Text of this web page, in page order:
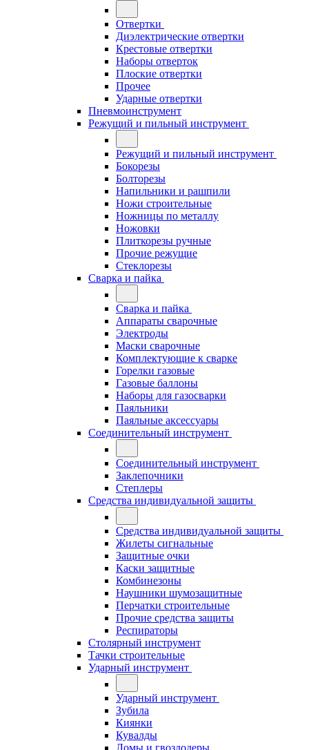
Отвертки
Диэлектрические отвертки
Крестовые отвертки
Наборы отверток
Плоские отвертки
Прочее
Ударные отвертки
Пневмоинструмент
Режущий и пильный инструмент
Режущий и пильный инструмент
Бокорезы
Болторезы
Напильники и рашпили
Ножи строительные
Ножницы по металлу
Ножовки
Плиткорезы ручные
Прочие режущие
Стеклорезы
Сварка и пайка
Сварка и пайка
Аппараты сварочные
Электроды
Маски сварочные
Комплектующие к сварке
Горелки газовые
Газовые баллоны
Наборы для газосварки
Паяльники
Паяльные аксессуары
Соединительный инструмент
Соединительный инструмент
Заклепочники
Степлеры
Средства индивидуальной защиты
Средства индивидуальной защиты
Жилеты сигнальные
Защитные очки
Каски защитные
Комбинезоны
Наушники шумозащитные
Перчатки строительные
Прочие средства защиты
Респираторы
Столярный инструмент
Тачки строительные
Ударный инструмент
Ударный инструмент
Зубила
Киянки
Кувалды
Ломы и гвоздодеры